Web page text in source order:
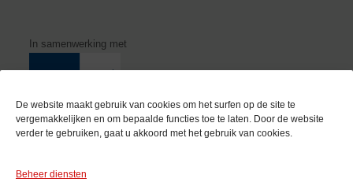
De website maakt gebruik van cookies om het surfen op de site te
vergemakkelijken en om bepaalde functies toe te laten. Door de website
verder te gebruiken, gaat u akkoord met het gebruik van cookies.
Beheer diensten
In samenwerking met